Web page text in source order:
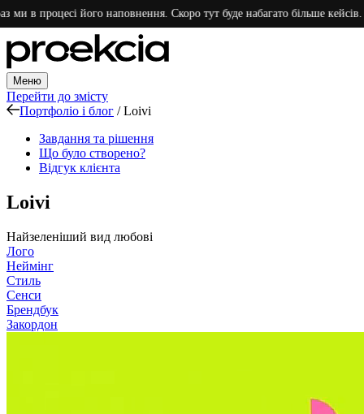
в процесі його наповнення. Скоро тут буде набагато більше кейсів.
Меню
Перейти до змісту
Портфоліо і блог / Loivi
Завдання та рішення
Що було створено?
Відгук клієнта
Loivi
Найзеленіший вид любові
Лого
Неймінг
Стиль
Сенси
Брендбук
Закордон